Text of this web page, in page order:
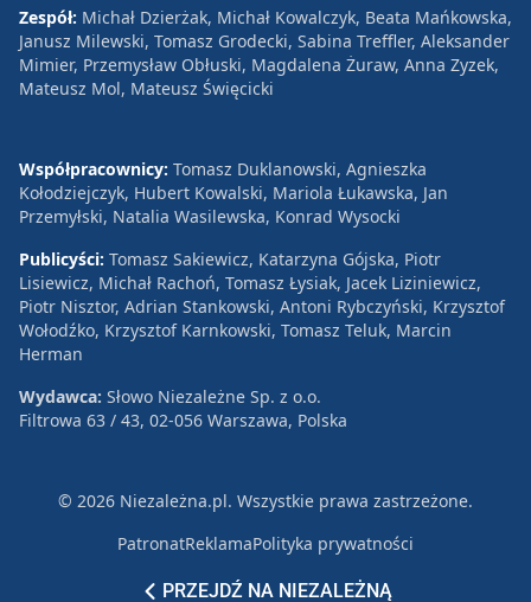
PRZEJDŹ NA NIEZALEŻNĄ
Zespół: Michał Dzierżak, Michał Kowalczyk, Beata Mańkowska,
Janusz Milewski, Tomasz Grodecki, Sabina Treffler, Aleksander
Mimier, Przemysław Obłuski, Magdalena Żuraw, Anna Zyzek,
Mateusz Mol, Mateusz Święcicki
Współpracownicy: Tomasz Duklanowski, Agnieszka
Kołodziejczyk, Hubert Kowalski, Mariola Łukawska, Jan
Przemyłski, Natalia Wasilewska, Konrad Wysocki
Publicyści: Tomasz Sakiewicz, Katarzyna Gójska, Piotr
Lisiewicz, Michał Rachoń, Tomasz Łysiak, Jacek Liziniewicz,
Piotr Nisztor, Adrian Stankowski, Antoni Rybczyński, Krzysztof
Wołodźko, Krzysztof Karnkowski, Tomasz Teluk, Marcin
Herman
Wydawca: Słowo Niezależne Sp. z o.o.
Filtrowa 63 / 43, 02-056 Warszawa, Polska
© 2026 Niezależna.pl. Wszystkie prawa zastrzeżone.
PatronatReklamaPolityka prywatności